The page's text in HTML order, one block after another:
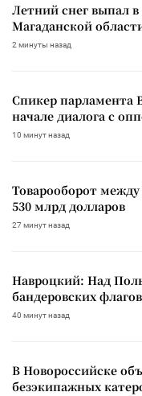
Летний снег выпал
Магаданской
2 минуты назад
Спикер парламента
начале диалога с
10 минут назад
Товарооборот
530 млрд долларов
27 минут назад
Навроцкий: Над
бандеровских флагов
40 минут назад
В Новороссийске
безэкипажных